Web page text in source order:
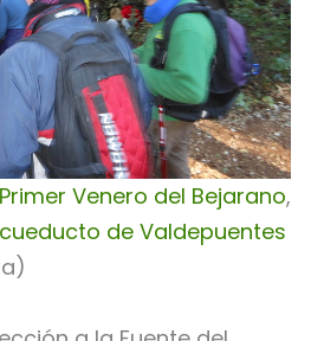
Primer Venero del Bejarano,
de Valdepuentes